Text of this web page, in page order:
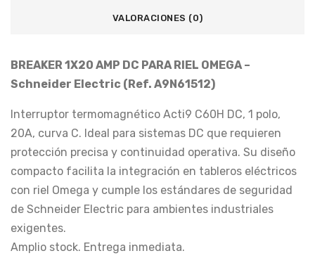
VALORACIONES (0)
BREAKER 1X20 AMP DC PARA RIEL OMEGA –
Schneider Electric (Ref. A9N61512)
Interruptor termomagnético Acti9 C60H DC, 1 polo,
20A, curva C. Ideal para sistemas DC que requieren
protección precisa y continuidad operativa. Su diseño
compacto facilita la integración en tableros eléctricos
con riel Omega y cumple los estándares de seguridad
de Schneider Electric para ambientes industriales
exigentes.
Amplio stock. Entrega inmediata.